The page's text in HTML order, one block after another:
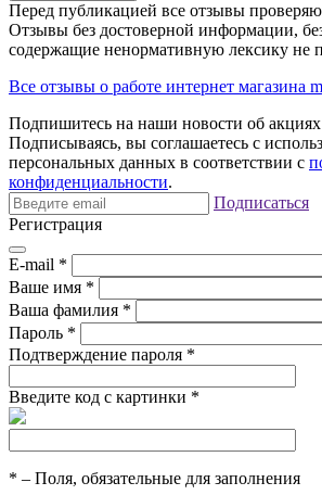
Перед публикацией все отзывы
Отзывы без достоверной информации,
содержащие ненормативную лексику не
Все отзывы о работе интернет магазина
Подпишитесь на наши новости об
Подписываясь, вы соглашаетесь с
персональных данных в соответствии с
конфиденциальности.
Подписаться
Регистрация
E-mail *
Ваше имя *
Ваша фамилия *
Пароль *
Подтверждение пароля *
Введите код с картинки *
* – Поля, обязательные для заполнения